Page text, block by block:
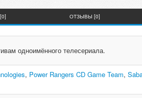
ОТЗЫВЫ [0]
одноимённого телесериала.
, Power Rangers CD Game Team,